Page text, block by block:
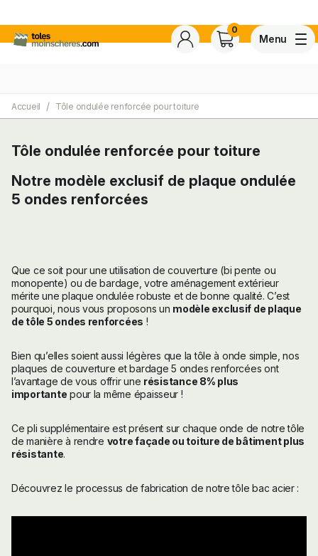
0
Menu
4,7
Accueil Tôle ondulée renforcée pour toiture
Tôle ondulée renforcée pour toiture
Notre modèle exclusif de plaque ondulée
5 ondes renforcées
Que ce soit pour une utilisation de couverture (bi pente ou
monopente) ou de bardage, votre aménagement extérieur
mérite une plaque ondulée robuste et de bonne qualité. C’est
pourquoi, nous vous proposons un modèle exclusif de plaque
de tôle 5 ondes renforcées !
Bien qu’elles soient aussi légères que la tôle à onde simple, nos
plaques de couverture et bardage 5 ondes renforcées ont
l’avantage de vous offrir une résistance 8% plus
importante pour la même épaisseur !
Ce pli supplémentaire est présent sur chaque onde de notre tôle
de manière à rendre votre façade ou toiture de bâtiment plus
résistante.
Découvrez le processus de fabrication de notre tôle bac acier :